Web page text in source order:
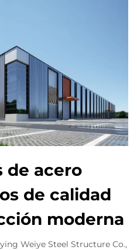
de acero
de calidad
moderna
Weiye Steel Structure Co.,